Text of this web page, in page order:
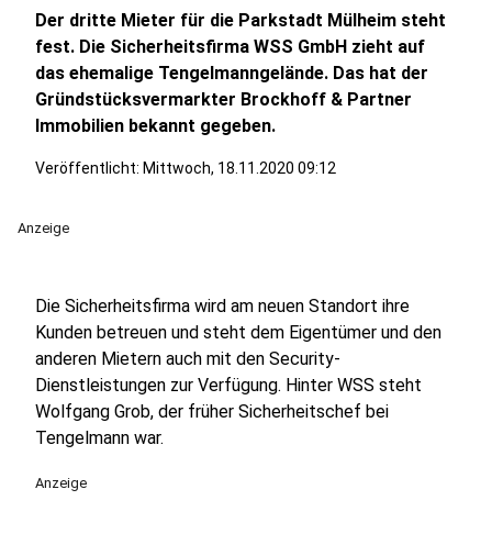
Der dritte Mieter für die Parkstadt Mülheim steht
fest. Die Sicherheitsfirma WSS GmbH zieht auf
das ehemalige Tengelmanngelände. Das hat der
Gründstücksvermarkter Brockhoff & Partner
Immobilien bekannt gegeben.
Veröffentlicht: Mittwoch, 18.11.2020 09:12
Anzeige
Die Sicherheitsfirma wird am neuen Standort ihre
Kunden betreuen und steht dem Eigentümer und den
anderen Mietern auch mit den Security-
Dienstleistungen zur Verfügung. Hinter WSS steht
Wolfgang Grob, der früher Sicherheitschef bei
Tengelmann war.
Anzeige